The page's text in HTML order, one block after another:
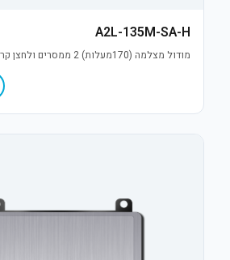
A2L-135M-SA-H
מודול מצלמה (170מעלות) 2 ממסרים ולחצן קריאה